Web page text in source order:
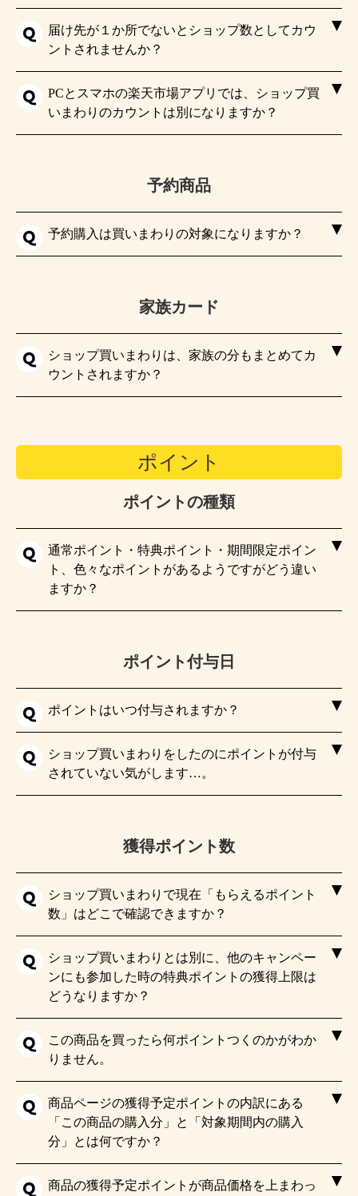
届け先が１か所でないとショップ数としてカウ
ントされませんか？
PCとスマホの楽天市場アプリでは、ショップ買
いまわりのカウントは別になりますか？
予約商品
予約購入は買いまわりの対象になりますか？
家族カード
ショップ買いまわりは、家族の分もまとめてカ
ウントされますか？
ポイント
ポイントの種類
通常ポイント・特典ポイント・期間限定ポイン
ト、色々なポイントがあるようですがどう違い
ますか？
ポイント付与日
ポイントはいつ付与されますか？
ショップ買いまわりをしたのにポイントが付与
されていない気がします…。
獲得ポイント数
ショップ買いまわりで現在「もらえるポイント
数」はどこで確認できますか？
ショップ買いまわりとは別に、他のキャンペー
ンにも参加した時の特典ポイントの獲得上限は
どうなりますか？
この商品を買ったら何ポイントつくのかがわか
りません。
商品ページの獲得予定ポイントの内訳にある
「この商品の購入分」と「対象期間内の購入
分」とは何ですか？
商品の獲得予定ポイントが商品価格を上まわっ